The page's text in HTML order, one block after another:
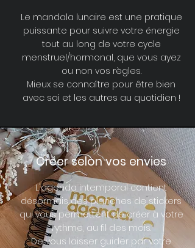
Le mandala lunaire est une pratique
puissante pour suivre votre énergie
tout au long de votre cycle
menstruel/hormonal, que vous ayez
ou non vos règles.
Mieux se connaître pour être bien
avec soi et les autres au quotidien !
Créer selon vos envies
L'agenda intemporal contient
désormais des planches de stickers
qui vous permettent de créer à votre
rythme, au fil des mois.
De vous laisser guider par votre